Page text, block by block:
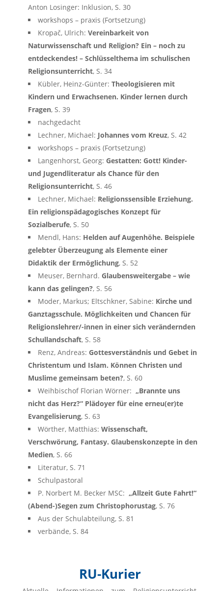
Anton Losinger: Inklusion, S. 30
workshops – praxis (Fortsetzung)
Kropač, Ulrich: Vereinbarkeit von
Naturwissenschaft und Religion? Ein – noch zu
entdeckendes! – Schlüsselthema im schulischen
Religionsunterricht, S. 34
Kübler, Heinz-Günter: Theologisieren mit
Kindern und Erwachsenen. Kinder lernen durch
Fragen, S. 39
nachgedacht
Lechner, Michael: Johannes vom Kreuz, S. 42
workshops – praxis (Fortsetzung)
Langenhorst, Georg: Gestatten: Gott! Kinder-
und Jugendliteratur als Chance für den
Religionsunterricht, S. 46
Lechner, Michael: Religionssensible Erziehung.
Ein religionspädagogisches Konzept für
Sozialberufe, S. 50
Mendl, Hans: Helden auf Augenhöhe. Beispiele
gelebter Überzeugung als Elemente einer
Didaktik der Ermöglichung, S. 52
Meuser, Bernhard. Glaubensweitergabe – wie
kann das gelingen?, S. 56
Moder, Markus; Eltschkner, Sabine: Kirche und
Ganztagsschule. Möglichkeiten und Chancen für
Religionslehrer/-innen in einer sich verändernden
Schullandschaft, S. 58
Renz, Andreas: Gottesverständnis und Gebet in
Christentum und Islam. Können Christen und
Muslime gemeinsam beten?, S. 60
Weihbischof Florian Wörner: „Brannte uns
nicht das Herz?“ Plädoyer für eine erneu(er)te
Evangelisierung, S. 63
Wörther, Matthias: Wissenschaft,
Verschwörung, Fantasy. Glaubenskonzepte in den
Medien, S. 66
Literatur, S. 71
Schulpastoral
P. Norbert M. Becker MSC: „Allzeit Gute Fahrt!“
(Abend-)Segen zum Christophorustag, S. 76
Aus der Schulabteilung, S. 81
verbände, S. 84
RU-Kurier